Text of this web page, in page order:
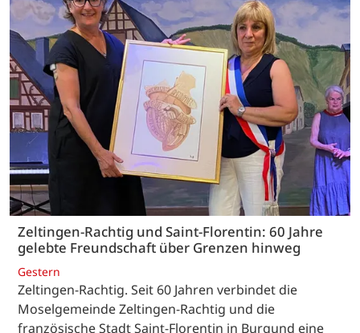
Zeltingen-Rachtig und Saint-Florentin: 60 Jahre
gelebte Freundschaft über Grenzen hinweg
Gestern
Zeltingen-Rachtig. Seit 60 Jahren verbindet die
Moselgemeinde Zeltingen-Rachtig und die
französische Stadt Saint-Florentin in Burgund eine